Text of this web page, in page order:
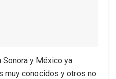
y México ya
muy conocidos y otros no